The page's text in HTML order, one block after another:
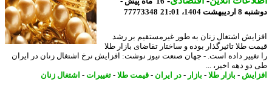
1404، 21:01
77773348
اشتغال زنان به طور غیرمستقیم بر رشد
طلا تاثیرگذار بوده و ساختار تقاضای بازار طلا
داده است. - جهان صنعت نیوز نوشت: افزایش نرخ اشتغال زنان در ایران
دهه اخیر، ...
-بازار طلا -بازار - در ایران - قیمت طلا-تغییرات- اشتغال زنان